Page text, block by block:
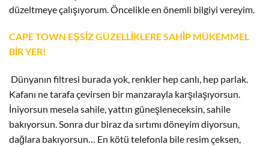
düzeltmeye çalışıyorum. Öncelikle en önemli bilgiyi vereyim.
CAPE TOWN EŞSİZ GÜZELLİKLERE SAHİP MÜKEMMEL
BİR YER!
Dünyanın filtresi burada yok, renkler hep canlı, hep parlak.
Kafanı ne tarafa çevirsen bir manzarayla karşılaşıyorsun.
İniyorsun mesela sahile, yattın güneşleneceksin, sahile
bakıyorsun. Sonra dur biraz da sırtımı döneyim diyorsun,
dağlara bakıyorsun… En kötü telefonla bile resim çeksen,